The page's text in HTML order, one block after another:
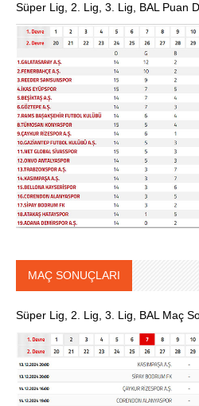
Süper Lig, 2. Lig, 3. Lig, BAL Puan
MAÇ SONUÇLARI
Süper Lig, 2. Lig, 3. Lig, BAL Maç